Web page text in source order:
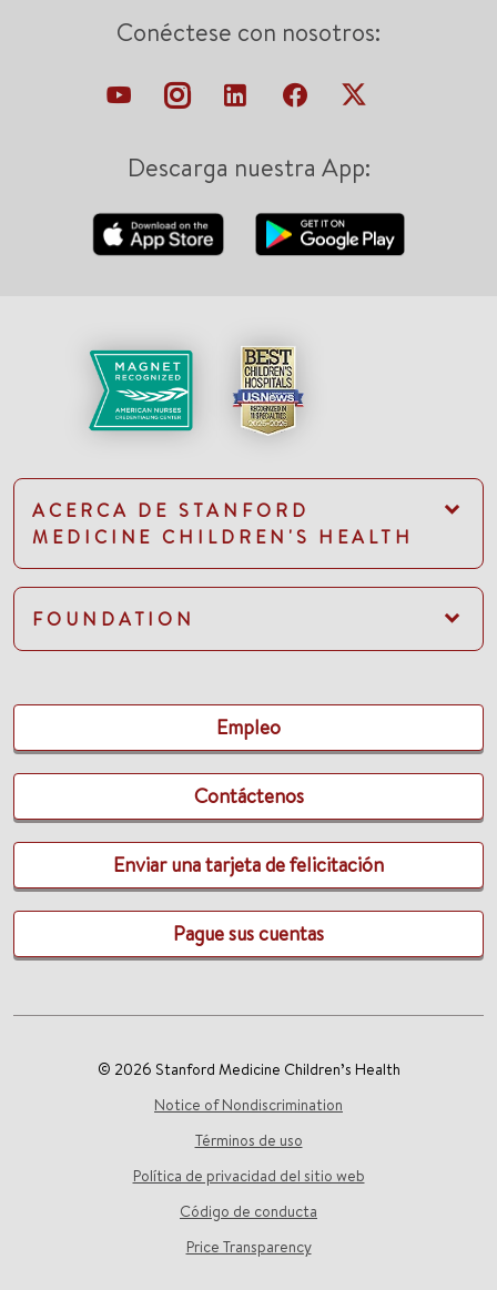
Conéctese con nosotros:
Descarga nuestra App:
ACERCA DE STANFORD
MEDICINE CHILDREN'S HEALTH
FOUNDATION
Empleo
Contáctenos
Enviar una tarjeta de felicitación
Pague sus cuentas
© 2026 Stanford Medicine Children’s Health
Notice of Nondiscrimination
Términos de uso
Política de privacidad del sitio web
Código de conducta
Price Transparency